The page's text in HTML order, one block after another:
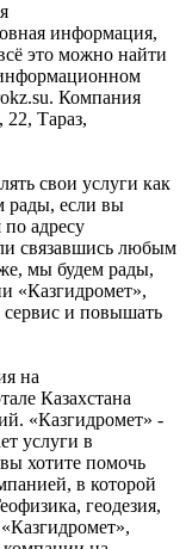
информация,
это можно найти
Компания
Тараз,
свои услуги как
рады, если вы
адресу
связавшись любым
мы будем рады,
«Казгидромет»,
и повышать
на
Казахстана
«Казгидромет» -
услуги в
хотите помочь
в которой
геодезия,